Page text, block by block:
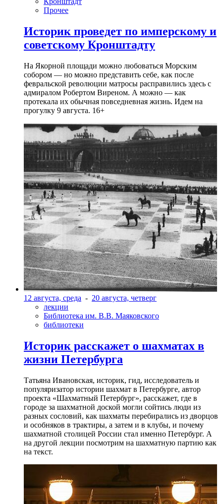
Прочее
Историк проведет по имперскому и
советскому Кронштадту
На Якорной площади можно любоваться Морским
собором — но можно представить себе, как после
февральской революции матросы расправились здесь с
адмиралом Робертом Виреном. А можно — как
протекала их обычная повседневная жизнь. Идем на
прогулку 9 августа. 16+
12 августа, среда - 20 августа, четверг
лекции
Библиотека им. В.В. Маяковского
библиотеки
Историк расскажет о шахматах в
жизни Петербурга
Татьяна Ивановская, историк, гид, исследователь и
популяризатор истории шахмат в Петербурге, автор
проекта «Шахматный Петербург», расскажет, где в
городе за шахматной доской могли сойтись люди из
разных сословий, как шахматы перебирались из дворцов
и особняков в трактиры, а затем и в клубы, и почему
шахматной столицей России стал именно Петербург. А
на другой лекции посмотрим на шахматную партию как
на текст.